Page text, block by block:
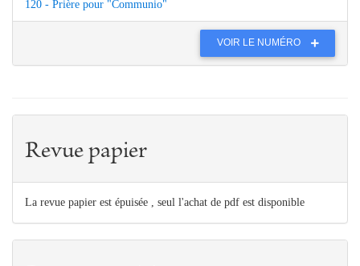
120 - Prière pour "Communio"
VOIR LE NUMÉRO
Revue papier
La revue papier est épuisée , seul l'achat de pdf est disponible